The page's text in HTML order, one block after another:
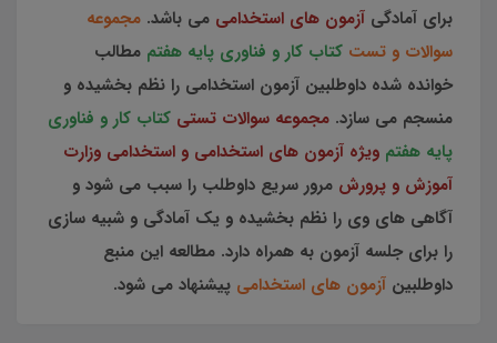
برای آمادگی آزمون های استخدامی می باشد. مجموعه
سوالات و تست کتاب کار و فناوری پایه هفتم مطالب
خوانده شده داوطلبین آزمون استخدامی را نظم بخشیده و
منسجم می سازد. مجموعه سوالات تستی کتاب کار و فناوری
پایه هفتم ویژه آزمون های استخدامی و استخدامی وزارت
آموزش و پرورش مرور سریع داوطلب را سبب می شود و
آگاهی های وی را نظم بخشیده و یک آمادگی و شبیه سازی
را برای جلسه آزمون به همراه دارد. مطالعه این منبع
داوطلبین آزمون های استخدامی پیشنهاد می شود.